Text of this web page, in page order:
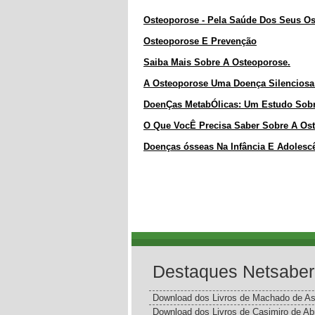
Osteoporose - Pela Saúde Dos Seus
Osteoporose E Prevenção
Saiba Mais Sobre A Osteoporose.
A Osteoporose Uma Doença
DoenÇas MetabÓlicas: Um Estudo
O Que VocÊ Precisa Saber Sobre A
Doenças ósseas Na Infância E
Destaques Netsaber
Download dos Livros de Machado de
Download dos Livros de Casimiro de